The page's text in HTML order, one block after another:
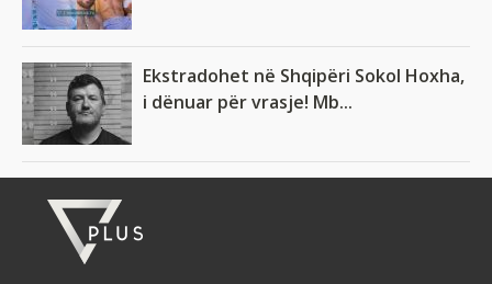
Ekstradohet në Shqipëri Sokol Hoxha,
i dënuar për vrasje! Mb...